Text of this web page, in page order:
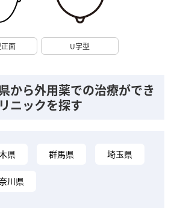
面 U字型
から外用薬での治療ができ
ニックを探す
県 群馬県 埼玉県
川県